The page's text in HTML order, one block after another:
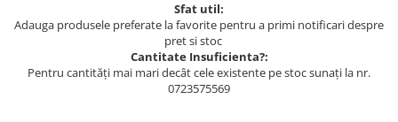
Sfat util:
Adauga produsele preferate la favorite pentru a primi notificari despre
pret si stoc
Cantitate Insuficienta?:
Pentru cantități mai mari decât cele existente pe stoc sunați la nr.
0723575569